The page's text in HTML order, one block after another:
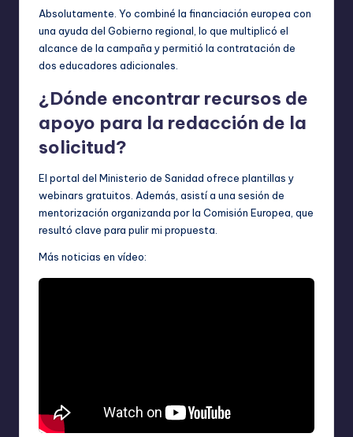
Absolutamente. Yo combiné la financiación europea con
una ayuda del Gobierno regional, lo que multiplicó el
alcance de la campaña y permitió la contratación de
dos educadores adicionales.
¿Dónde encontrar recursos de
apoyo para la redacción de la
solicitud?
El portal del Ministerio de Sanidad ofrece plantillas y
webinars gratuitos. Además, asistí a una sesión de
mentorización organizanda por la Comisión Europea, que
resultó clave para pulir mi propuesta.
Más noticias en vídeo: